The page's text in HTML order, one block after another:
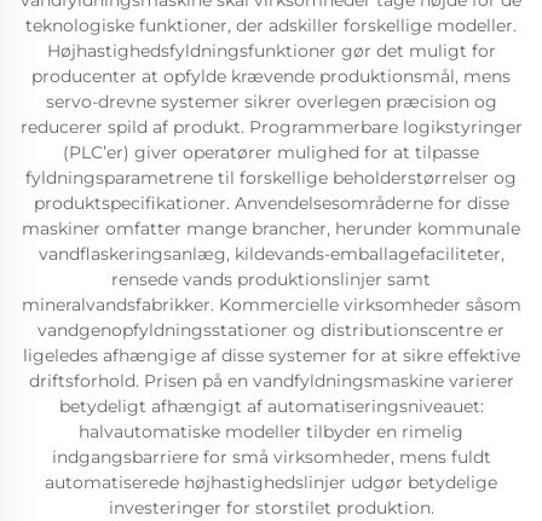
teknologiske funktioner, der adskiller forskellige modeller.
Højhastighedsfyldningsfunktioner gør det muligt for
producenter at opfylde krævende produktionsmål, mens
servo-drevne systemer sikrer overlegen præcision og
reducerer spild af produkt. Programmerbare logikstyringer
(PLC’er) giver operatører mulighed for at tilpasse
fyldningsparametrene til forskellige beholderstørrelser og
produktspecifikationer. Anvendelsesområderne for disse
maskiner omfatter mange brancher, herunder kommunale
vandflaskeringsanlæg, kildevands-emballagefaciliteter,
rensede vands produktionslinjer samt
mineralvandsfabrikker. Kommercielle virksomheder såsom
vandgenopfyldningsstationer og distributionscentre er
ligeledes afhængige af disse systemer for at sikre effektive
driftsforhold. Prisen på en vandfyldningsmaskine varierer
betydeligt afhængigt af automatiseringsniveauet:
halvautomatiske modeller tilbyder en rimelig
indgangsbarriere for små virksomheder, mens fuldt
automatiserede højhastighedslinjer udgør betydelige
investeringer for storstilet produktion.